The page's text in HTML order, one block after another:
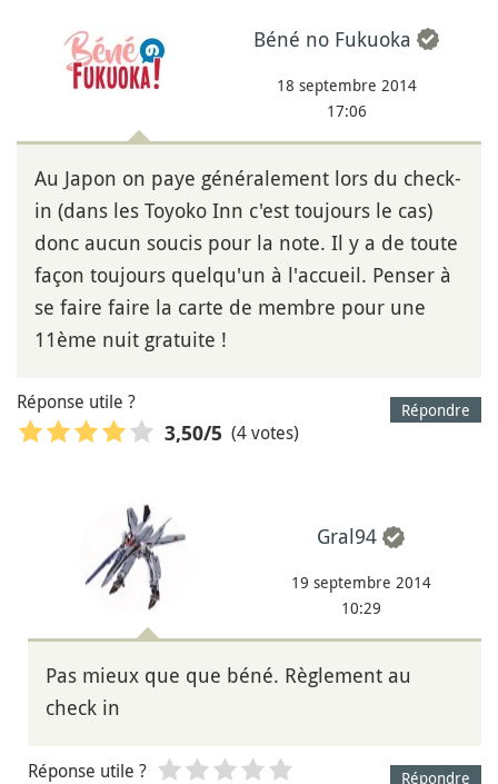
Béné no Fukuoka
18 septembre 2014
17:06
Au Japon on paye généralement lors du check-
in (dans les Toyoko Inn c'est toujours le cas)
donc aucun soucis pour la note. Il y a de toute
façon toujours quelqu'un à l'accueil. Penser à
se faire faire la carte de membre pour une
11ème nuit gratuite !
Répondre
Réponse utile ?
3,50/5 (4 votes)
Gral94
19 septembre 2014
10:29
Pas mieux que que béné. Règlement au
check in
Répondre
Réponse utile ?